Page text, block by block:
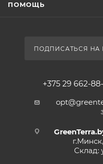
ПОМОЩЬ
ПОДПИСАТЬСЯ НА
+375 29 662-
Склад: